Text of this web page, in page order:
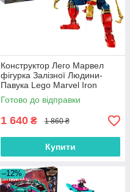
Конструктор Лего Марвел
фігурка Залізної Людини-
Павука Lego Marvel Iron
Spider-Man 76298
Готово до відправки
1 640 ₴ 1 860 ₴
Купити
–12%